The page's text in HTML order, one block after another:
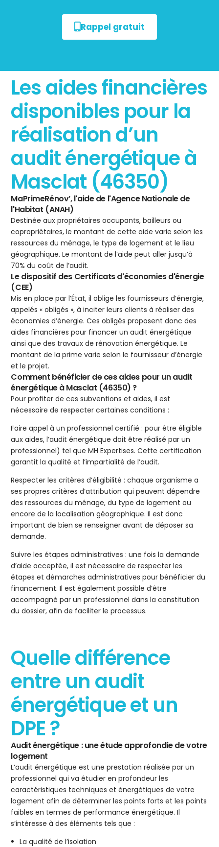
Rappel gratuit
Les aides financières
disponibles pour la
réalisation d’un
audit énergétique à
Masclat (46350)
MaPrimeRénov’, l'aide de l'Agence Nationale de
l'Habitat (ANAH)
Destinée aux propriétaires occupants, bailleurs ou
copropriétaires, le montant de cette aide varie selon les
ressources du ménage, le type de logement et le lieu
géographique. Le montant de l’aide peut aller jusqu’à
70% du coût de l’audit.
Le dispositif des Certificats d'économies d'énergie
(CEE)
Mis en place par l’État, il oblige les fournisseurs d’énergie,
appelés « obligés », à inciter leurs clients à réaliser des
économies d’énergie. Ces obligés proposent donc des
aides financières pour financer un audit énergétique
ainsi que des travaux de rénovation énergétique. Le
montant de la prime varie selon le fournisseur d’énergie
et le projet.
Comment bénéficier de ces aides pour un audit
énergétique à Masclat (46350) ?
Pour profiter de ces subventions et aides, il est
nécessaire de respecter certaines conditions :
Faire appel à un professionnel certifié : pour être éligible
aux aides, l’audit énergétique doit être réalisé par un
professionnel) tel que MH Expertises. Cette certification
garantit la qualité et l’impartialité de l’audit.
Respecter les critères d’éligibilité : chaque organisme a
ses propres critères d’attribution qui peuvent dépendre
des ressources du ménage, du type de logement ou
encore de la localisation géographique. Il est donc
important de bien se renseigner avant de déposer sa
demande.
Suivre les étapes administratives : une fois la demande
d’aide acceptée, il est nécessaire de respecter les
étapes et démarches administratives pour bénéficier du
financement. Il est également possible d’être
accompagné par un professionnel dans la constitution
du dossier, afin de faciliter le processus.
Quelle différence
entre un audit
énergétique et un
DPE ?
Audit énergétique : une étude approfondie de votre
logement
L’audit énergétique est une prestation réalisée par un
professionnel qui va étudier en profondeur les
caractéristiques techniques et énergétiques de votre
logement afin de déterminer les points forts et les points
faibles en termes de performance énergétique. Il
s’intéresse à des éléments tels que :
La qualité de l’isolation